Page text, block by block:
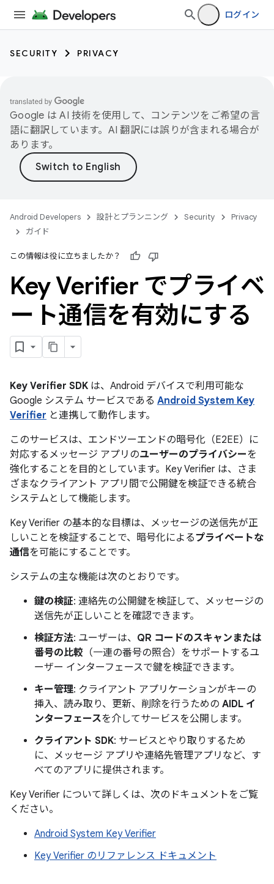
ログイン
SECURITY PRIVACY
Google は AI 技術を使用して、コンテンツをご希望の言
語に翻訳しています。AI 翻訳には誤りが含まれる場合が
あります。
Android Developers 設計とプランニング Security
Privacy
ガイド
この情報は役に立ちましたか？
Key Verifier でプライベ
ート通信を有効にする
Key Verifier SDK は、Android デバイスで利用可能な
Google システム サービスである Android System Key
Verifier と連携して動作します。
このサービスは、エンドツーエンドの暗号化（E2EE）に
対応するメッセージ アプリのユーザーのプライバシーを
強化することを目的としています。Key Verifier は、さま
ざまなクライアント アプリ間で公開鍵を検証できる統合
システムとして機能します。
Key Verifier の基本的な目標は、メッセージの送信先が正
しいことを検証することで、暗号化によるプライベートな
通信を可能にすることです。
システムの主な機能は次のとおりです。
鍵の検証: 連絡先の公開鍵を検証して、メッセージの
送信先が正しいことを確認できます。
検証方法: ユーザーは、 QR コードのスキャンまたは
番号の比較 （一連の番号の照合）をサポートするユ
ーザー インターフェースで鍵を検証できます。
キー管理: クライアント アプリケーションがキーの
挿入、読み取り、更新、削除を行うための AIDL イ
ンターフェースを介してサービスを公開します。
クライアント SDK: サービスとやり取りするため
に、メッセージ アプリや連絡先管理アプリなど、す
べてのアプリに提供されます。
Key Verifier について詳しくは、次のドキュメントをご覧
ください。
Android System Key Verifier
Key Verifier のリファレンス ドキュメント